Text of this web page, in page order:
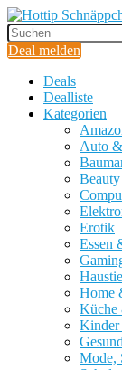
Deal melden
Deals
Dealliste
Kategorien
Auto
Erotik
Essen
Home
Küche
Kinder
Mode,